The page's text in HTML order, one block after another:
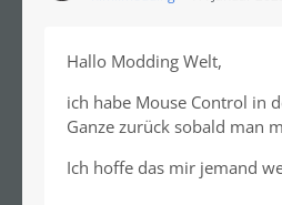
Hallo Modding Welt,
ich habe Mouse Control in
Ganze zurück sobald man
Ich hoffe das mir jemand